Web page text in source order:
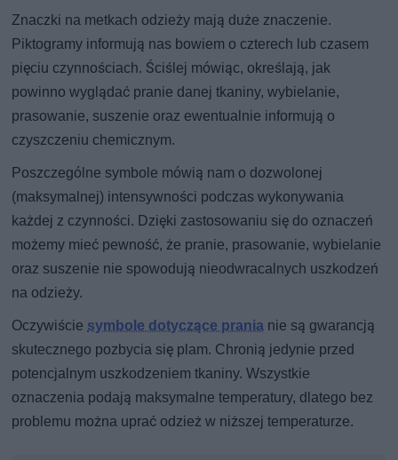
Znaczki na metkach odzieży mają duże znaczenie.
Piktogramy informują nas bowiem o czterech lub czasem
pięciu czynnościach. Ściślej mówiąc, określają, jak
powinno wyglądać pranie danej tkaniny, wybielanie,
prasowanie, suszenie oraz ewentualnie informują o
czyszczeniu chemicznym.
Poszczególne symbole mówią nam o dozwolonej
(maksymalnej) intensywności podczas wykonywania
każdej z czynności. Dzięki zastosowaniu się do oznaczeń
możemy mieć pewność, że pranie, prasowanie, wybielanie
oraz suszenie nie spowodują nieodwracalnych uszkodzeń
na odzieży.
Oczywiście symbole dotyczące prania nie są gwarancją
skutecznego pozbycia się plam. Chronią jedynie przed
potencjalnym uszkodzeniem tkaniny. Wszystkie
oznaczenia podają maksymalne temperatury, dlatego bez
problemu można uprać odzież w niższej temperaturze.